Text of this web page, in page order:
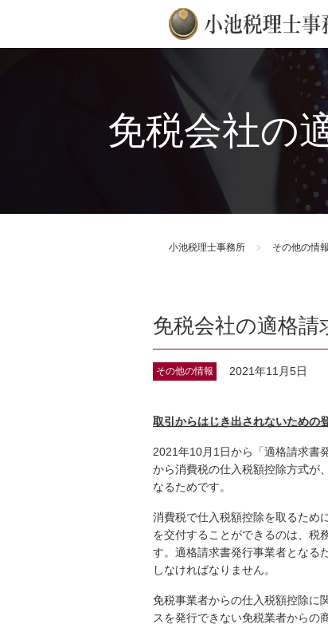
免税会社の
小池税理士事務所 その他の情報
免税会社の適格
その他の情報 2021年11月5日
取引からはじき出されないための
2021年10月1日から「適格請求書
から消費税の仕入税額控除方式が
なるためです。
消費税で仕入税額控除を取るため
を交付することができるのは、税
す。適格請求書発行事業者となる
しなければなりません。
免税事業者からの仕入税額控除に
スを発行できない免税業者からの